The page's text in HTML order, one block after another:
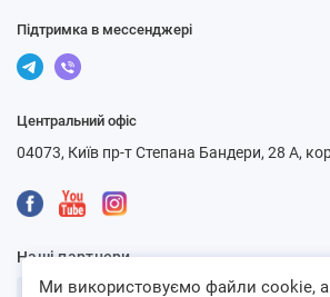
Підтримка в мессенджері
Центральний офіс
04073, Київ пр-т Степана Бандери, 28 А,
Наші партнери
Ми використовуємо файли cookie, а